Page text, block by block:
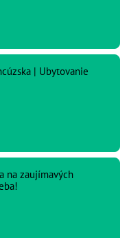
| Ubytovanie
na zaujímavých